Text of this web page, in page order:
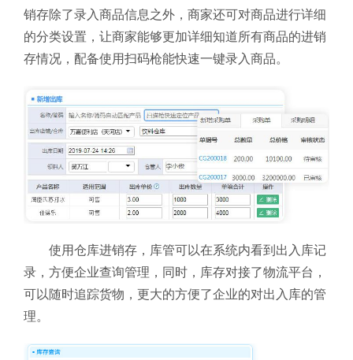
销存除了录入商品信息之外，商家还可对商品进行详细
的分类设置，让商家能够更加详细知道所有商品的进销
存情况，配备使用扫码枪能快速一键录入商品。
使用仓库进销存，库管可以在系统内看到出入库记
录，方便企业查询管理，同时，库存对接了物流平台，
可以随时追踪货物，更大的方便了企业的对出入库的管
理。